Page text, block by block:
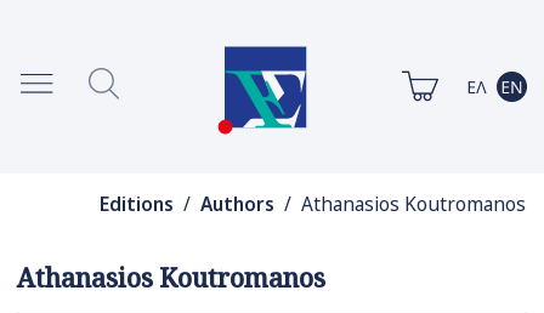
Editions / Authors / Athanasios Koutromanos
Athanasios Koutromanos